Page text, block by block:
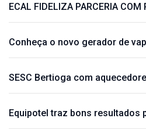
ECAL FIDELIZA PARCERIA COM
Conheça o novo gerador de
SESC Bertioga com
Equipotel traz bons resultados